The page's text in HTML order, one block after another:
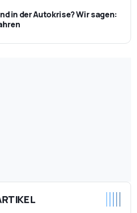
in der Autokrise? Wir sagen: